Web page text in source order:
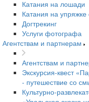
Катания на лошади
Катания на
Догтрекинг
Услуги фотографа
Агентствам и партнерам
Агентствам и
Экскурсия-квест
- путешествие со
Культурно-